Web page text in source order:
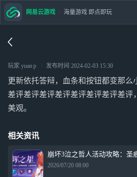
玩家 yuan p 发布时间 2024-02-03 15:30
更新依托答辩，血条和按钮都变那么
差评差评差评差评差评差评差评差评
美观。
相关资讯
崩坏3泣之哲人活动攻略：圣
2026/07/20 08:00
网易云游戏 海量游戏 即点即玩